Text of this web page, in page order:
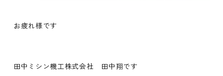
お疲れ様です
田中ミシン機工株式会社 田中翔です